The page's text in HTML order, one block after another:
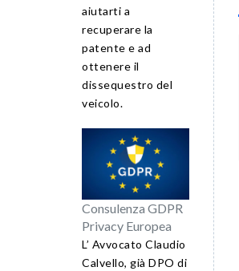
aiutarti a
recuperare la
patente e ad
ottenere il
dissequestro del
veicolo.
Consulenza GDPR
Privacy Europea
L’ Avvocato Claudio
Calvello, già DPO di